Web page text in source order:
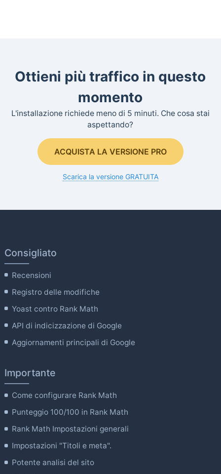
Ottieni più traffico in questo
momento
L'installazione richiede meno di 5 minuti. Che cosa stai
aspettando?
ACQUISTA LA VERSIONE PRO
Scarica la versione GRATUITA
Consigliato
Recensioni
Registro delle modifiche
Yoast contro Rank Math
API di indicizzazione di Google
Aggiornamenti principali di Google
Importante
Come configurare Rank Math
Punteggio 100/100 in Rank Math
Rank Math Impostazioni generali
Impostazioni "Titoli e meta".
Potente analisi del sito